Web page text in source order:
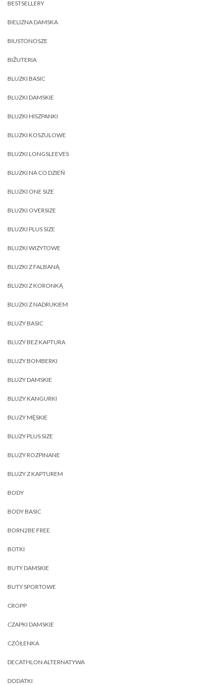
BESTSELLERY
BIELIZNA DAMSKA
BIUSTONOSZE
BIŻUTERIA
BLUZKI BASIC
BLUZKI DAMSKIE
BLUZKI HISZPANKI
BLUZKI KOSZULOWE
BLUZKI LONGSLEEVES
BLUZKI NA CO DZIEŃ
BLUZKI ONE SIZE
BLUZKI OVERSIZE
BLUZKI PLUS SIZE
BLUZKI WIZYTOWE
BLUZKI Z FALBANĄ
BLUZKI Z KORONKĄ
BLUZKI Z NADRUKIEM
BLUZY BASIC
BLUZY BEZ KAPTURA
BLUZY BOMBERKI
BLUZY DAMSKIE
BLUZY KANGURKI
BLUZY MĘSKIE
BLUZY PLUS SIZE
BLUZY ROZPINANE
BLUZY Z KAPTUREM
BODY
BODY BASIC
BORN2BE FREE
BOTKI
BUTY DAMSKIE
BUTY SPORTOWE
CROPP
CZAPKI DAMSKIE
CZÓŁENKA
DECATHLON ALTERNATYWA
DODATKI